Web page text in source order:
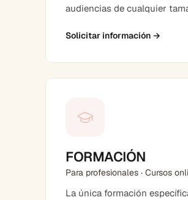
audiencias de cualquier
Solicitar información →
FORMACIÓN
Para profesionales · Cursos
La única formación